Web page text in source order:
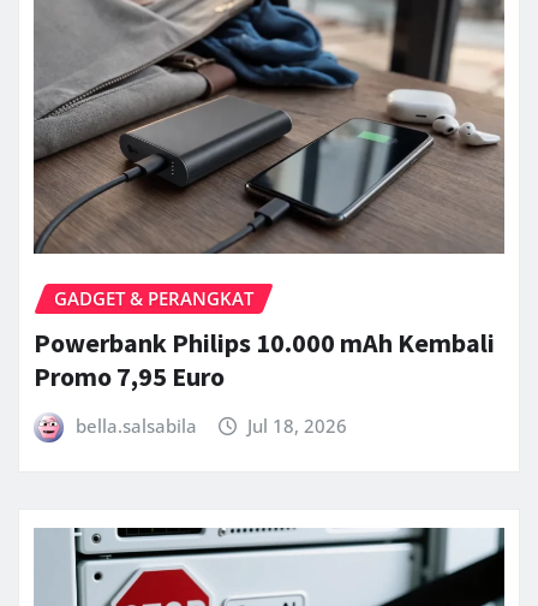
GADGET & PERANGKAT
Powerbank Philips 10.000 mAh Kembali
Promo 7,95 Euro
bella.salsabila Jul 18, 2026